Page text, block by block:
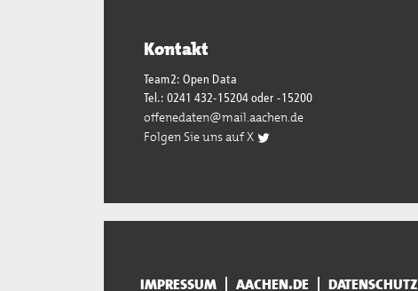
Kontakt
Team2: Open Data
Tel.: 0241 432-15204 oder -15200
offenedaten@mail.aachen.de
Folgen Sie uns auf X
IMPRESSUM AACHEN.DE DATENSCHUTZ